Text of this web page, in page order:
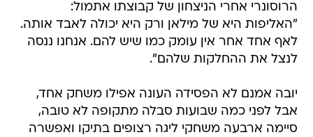
הרוסונרי אחרי הניצחון של קבוצתו אתמול:
"האליפות היא של מילאן ורק היא יכולה לאבד אותה.
לאף אחד אחר אין עומק כמו שיש להם. אנחנו ננסה
לנצל את ההחלקות שלהם".
יובה אמנם לא הפסידה העונה אפילו משחק אחד,
אבל לפני כמה שבועות סבלה מתקופה לא טובה,
סיימה ארבעה משחקי ליגה רצופים בתיקו ואפשרה